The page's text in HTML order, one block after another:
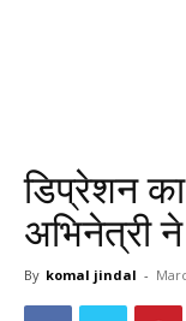
डिप्रेशन
अभिनेत्री
By komal jindal -